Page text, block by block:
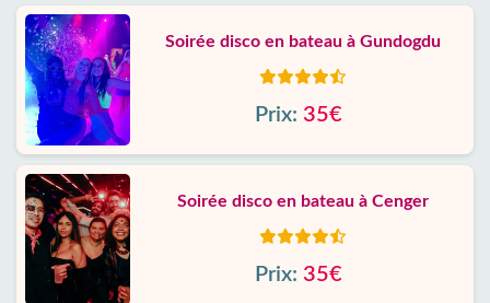
Soirée disco en bateau à Gundogdu
Prix: 35€
Soirée disco en bateau à Cenger
Prix: 35€